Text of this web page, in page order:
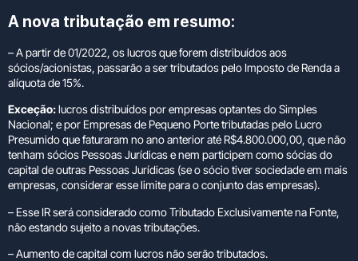
A nova tributação em resumo:
– A partir de 01/2022, os lucros que forem distribuídos aos
sócios/acionistas, passarão a ser tributados pelo Imposto de Renda a
alíquota de 15%.
Exceção:lucros distribuídos por empresas optantes do Simples
Nacional; e por Empresas de Pequeno Porte tributadas pelo Lucro
Presumido que faturaram no ano anterior até R$4.800.000,00, que não
tenham sócios Pessoas Jurídicas e nem participem como sócias do
capital de outras Pessoas Jurídicas (se o sócio tiver sociedade em mais
empresas, considerar esse limite para o conjunto das empresas).
– Esse IR será considerado como Tributado Exclusivamente na Fonte,
não estando sujeito a novas tributações.
– Aumento de capital com lucros não serão tributados.